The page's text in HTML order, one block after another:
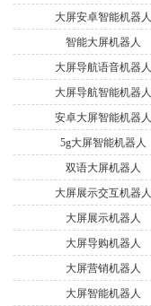
大屏安卓智能机器人
智能大屏机器人
大屏导航语音机器人
大屏导航智能机器人
安卓大屏智能机器人
5g大屏智能机器人
双语大屏机器人
大屏展示交互机器人
大屏展示机器人
大屏导购机器人
大屏营销机器人
大屏智能机器人